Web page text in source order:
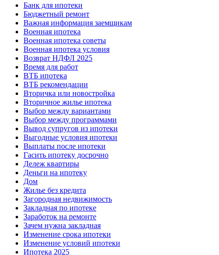
Банк для ипотеки
Бюджетный ремонт
Важная информация заемщикам
Военная ипотека
Военная ипотека советы
Военная ипотека условия
Возврат НДФЛ 2025
Время для работ
ВТБ ипотека
ВТБ рекомендации
Вторичка или новостройка
Вторичное жилье ипотека
Выбор между вариантами
Выбор между программами
Вывод супругов из ипотеки
Выгодные условия ипотеки
Выплаты после ипотеки
Гасить ипотеку досрочно
Дележ квартиры
Деньги на ипотеку
Дом
Жилье без кредита
Загородная недвижимость
Закладная по ипотеке
Заработок на ремонте
Зачем нужна закладная
Изменение срока ипотеки
Изменение условий ипотеки
Ипотека 2025